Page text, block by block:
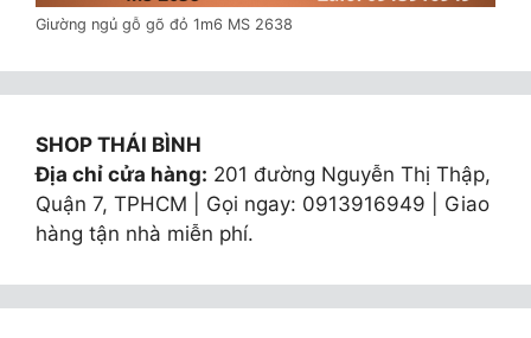
Giường ngủ gỗ gõ đỏ 1m6 MS 2638
SHOP THÁI BÌNH
Địa chỉ cửa hàng: 201 đường Nguyễn Thị Thập,
Quận 7, TPHCM | Gọi ngay: 0913916949 | Giao
hàng tận nhà miễn phí.